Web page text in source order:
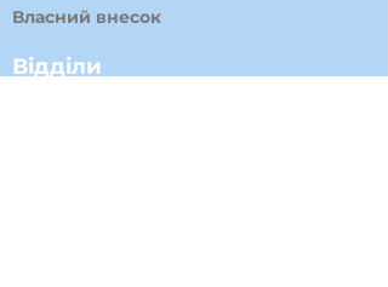
Власний внесок
Відділи